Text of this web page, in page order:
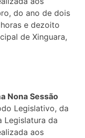
do ano de dois
e dezoito
de Xinguara,
Nona Sessão
Legislativo, da
Legislatura da
aos